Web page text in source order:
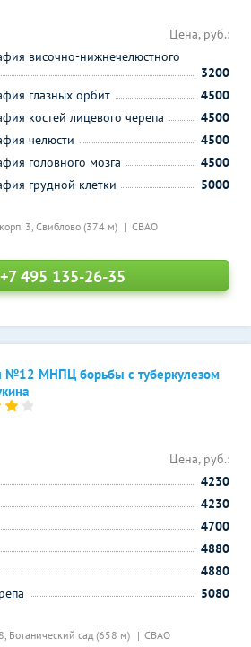
3, Свиблово (374 м) СВАО
Цена, руб.:
височно-нижнечелюстного
3200
глазных орбит
4500
костей лицевого черепа
4500
челюсти
4500
головного мозга
4500
грудной клетки
5000
+7 495 135-26-35
№12 МНПЦ борьбы с туберкулезом
Ботанический сад (658 м) СВАО
Цена, руб.:
4230
4230
4700
4880
4880
5080